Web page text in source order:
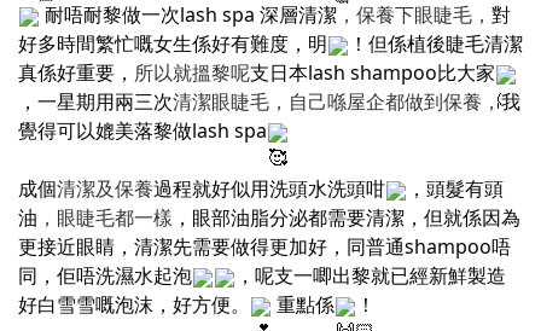
耐唔耐黎做一次lash spa 深層清潔 ，保養下眼睫毛， 對
好多時間繁忙嘅女生係好有難度，明
！但係植後睫毛清潔
真係好重要， 所以就搵黎呢支日本lash shampoo比大家
，一星期用兩三次清潔眼睫毛，自己喺屋企都做到保養，我
覺得可以媲美落黎做lash spa
成個清潔及保養過程就好似用洗頭水洗頭咁
，頭髮有頭
油 ，眼睫毛都一樣 ，眼部油脂分泌都需要清潔，但就係因為
更接近眼睛，清潔先需要做得更加好，同普通shampoo唔
同，佢唔洗濕水起泡
，呢支一唧出黎就已經新鮮製造
好白雪雪嘅泡沫，好方便。
重點係 ！